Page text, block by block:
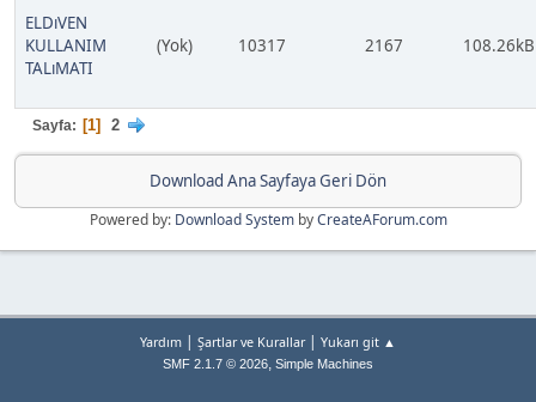
ELDıVEN
KULLANIM
TALıMATI
(Yok) 10317 2167 108.26kB
Sayfa 1 2
Download Ana Sayfaya Geri Dön
Powered by: Download SystembyCreateAForum.com
Yardım | Şartlar ve Kurallar| Yukarı git ▲
SMF 2.1.7 © 2026, Simple Machines